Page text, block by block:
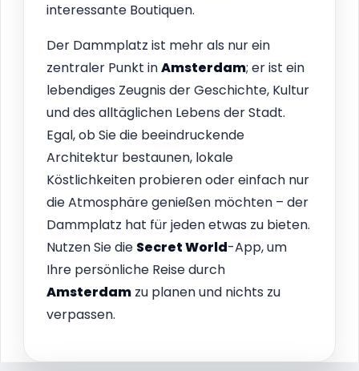
interessante Boutiquen.
Der Dammplatz ist mehr als nur ein
zentraler Punkt inAmsterdam; er ist ein
lebendiges Zeugnis der Geschichte, Kultur
und des alltäglichen Lebens der Stadt.
Egal, ob Sie die beeindruckende
Architektur bestaunen, lokale
Köstlichkeiten probieren oder einfach nur
die Atmosphäre genießen möchten – der
Dammplatz hat für jeden etwas zu bieten.
Nutzen Sie die Secret World-App, um
Ihre persönliche Reise durch
Amsterdam zu planen und nichts zu
verpassen.